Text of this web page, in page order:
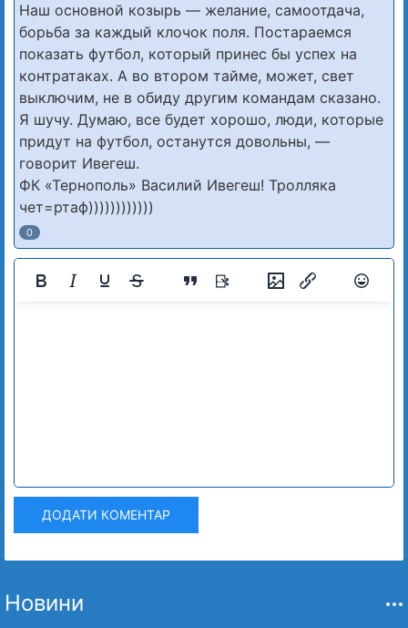
Наш основной козырь — желание, самоотдача,
борьба за каждый клочок поля. Постараемся
показать футбол, который принес бы успех на
контратаках. А во втором тайме, может, свет
выключим, не в обиду другим командам сказано.
Я шучу. Думаю, все будет хорошо, люди, которые
придут на футбол, останутся довольны, —
говорит Ивегеш.
ФК «Тернополь» Василий Ивегеш! Тролляка
чет=ртаф))))))))))))
0
ДОДАТИ КОМЕНТАР
Новини